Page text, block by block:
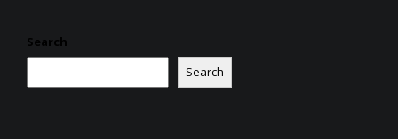
Search
Search